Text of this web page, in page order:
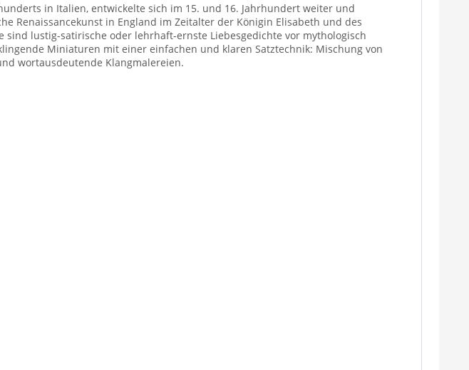
in Italien, entwickelte sich im 15. und 16. Jahrhundert weiter und
Renaissancekunst in England im Zeitalter der Königin Elisabeth und des
sind lustig-satirische oder lehrhaft-ernste Liebesgedichte vor mythologisch
Miniaturen mit einer einfachen und klaren Satztechnik: Mischung von
wortausdeutende Klangmalereien.